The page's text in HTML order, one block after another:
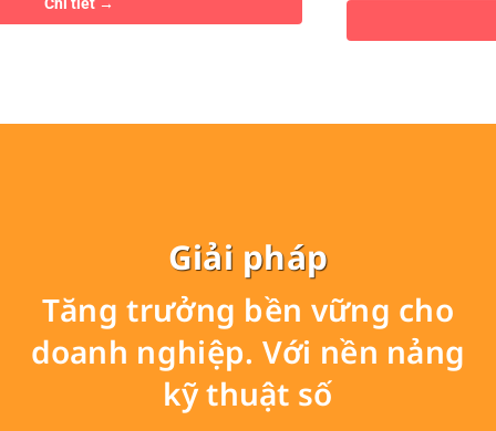
Giải pháp
Tăng trưởng bền vững cho
doanh nghiệp. Với nền nảng
kỹ thuật số